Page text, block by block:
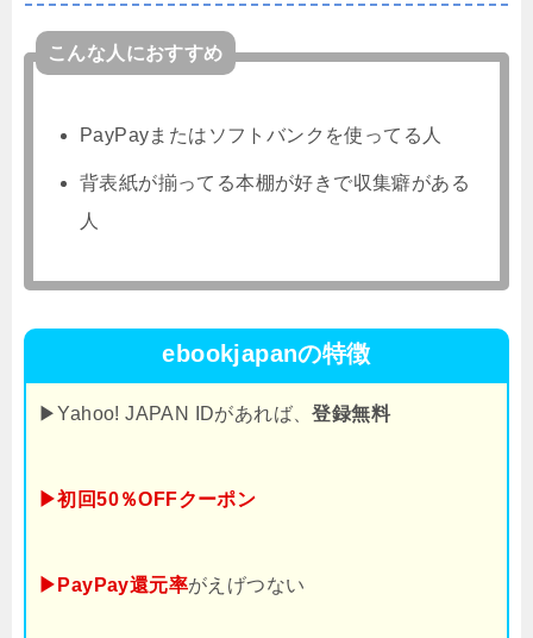
こんな人におすすめ
PayPayまたはソフトバンクを使ってる人
背表紙が揃ってる本棚が好きで収集癖がある
人
ebookjapanの特徴
▶Yahoo! JAPAN IDがあれば、登録無料
▶初回50％OFFクーポン
▶PayPay還元率がえげつない